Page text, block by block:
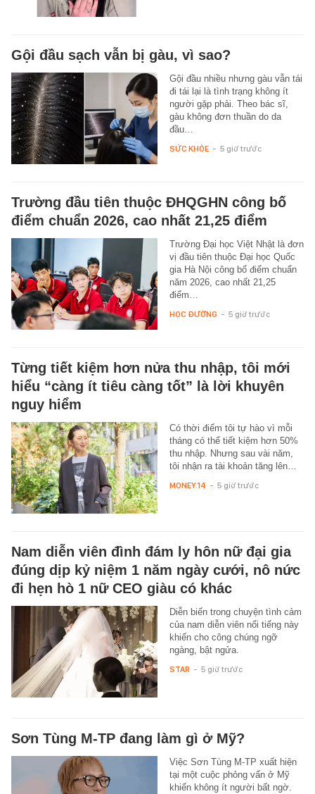
Gội đầu sạch vẫn bị gàu, vì sao?
Gội đầu nhiều nhưng gàu vẫn tái
đi tái lại là tình trạng không ít
người gặp phải. Theo bác sĩ,
gàu không đơn thuần do da
đầu…
SỨC KHỎE - 5 giờ trước
Trường đầu tiên thuộc ĐHQGHN công bố
điểm chuẩn 2026, cao nhất 21,25 điểm
Trường Đại học Việt Nhật là đơn
vị đầu tiên thuộc Đại học Quốc
gia Hà Nội công bố điểm chuẩn
năm 2026, cao nhất 21,25
điểm…
HỌC ĐƯỜNG - 5 giờ trước
Từng tiết kiệm hơn nửa thu nhập, tôi mới
hiểu “càng ít tiêu càng tốt” là lời khuyên
nguy hiểm
Có thời điểm tôi tự hào vì mỗi
tháng có thể tiết kiệm hơn 50%
thu nhập. Nhưng sau vài năm,
tôi nhận ra tài khoản tăng lên…
MONEY.14 - 5 giờ trước
Nam diễn viên đình đám ly hôn nữ đại gia
đúng dịp kỷ niệm 1 năm ngày cưới, nô nức
đi hẹn hò 1 nữ CEO giàu có khác
Diễn biến trong chuyện tình cảm
của nam diễn viên nổi tiếng này
khiến cho công chúng ngỡ
ngàng, bật ngửa.
STAR - 5 giờ trước
Sơn Tùng M-TP đang làm gì ở Mỹ?
Việc Sơn Tùng M-TP xuất hiện
tại một cuộc phỏng vấn ở Mỹ
khiến không ít người bất ngờ.